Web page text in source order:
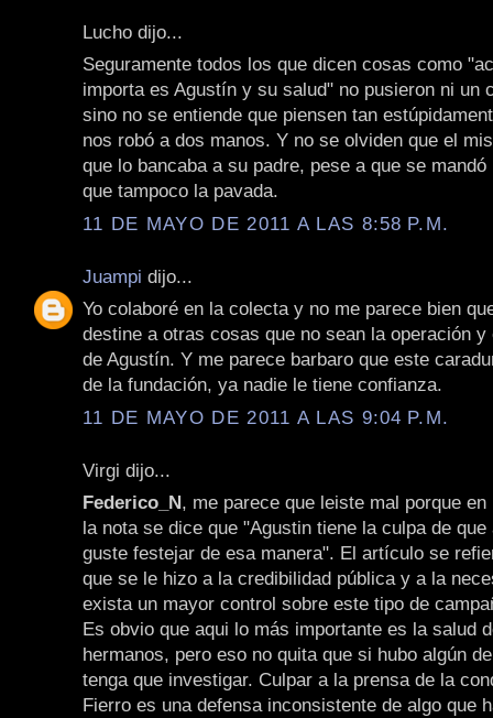
Lucho dijo...
Seguramente todos los que dicen cosas como
importa es Agustín y su salud" no pusieron ni un
sino no se entiende que piensen tan
nos robó a dos manos. Y no se olviden que el
que lo bancaba a su padre, pese a que se
que tampoco la pavada.
11 DE MAYO DE 2011 A LAS 8:58 P.M.
Juampi dijo...
Yo colaboré en la colecta y no me parece bien
destine a otras cosas que no sean la operación y
de Agustín. Y me parece barbaro que este
de la fundación, ya nadie le tiene confianza.
11 DE MAYO DE 2011 A LAS 9:04 P.M.
Virgi dijo...
Federico_N, me parece que leiste mal porque en
la nota se dice que "Agustin tiene la culpa de que
guste festejar de esa manera". El artículo se
que se le hizo a la credibilidad pública y a la
exista un mayor control sobre este tipo de
Es obvio que aqui lo más importante es la salud
hermanos, pero eso no quita que si hubo algún
tenga que investigar. Culpar a la prensa de la
Fierro es una defensa inconsistente de algo que